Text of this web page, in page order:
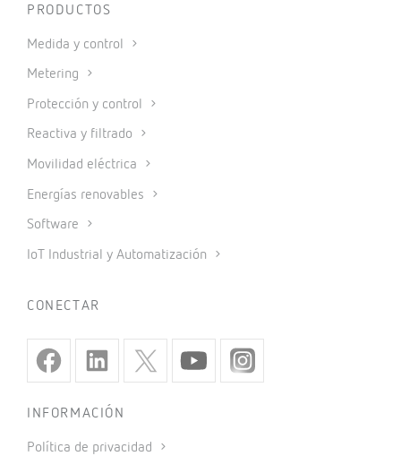
PRODUCTOS
Medida y control
Metering
Protección y control
Reactiva y filtrado
Movilidad eléctrica
Energías renovables
Software
IoT Industrial y Automatización
CONECTAR
INFORMACIÓN
Política de privacidad